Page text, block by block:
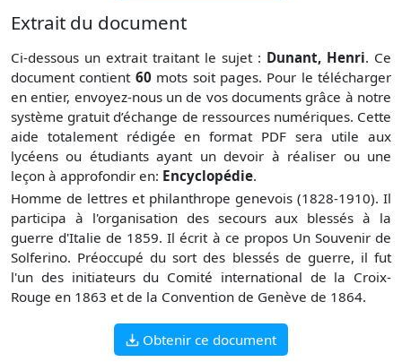
Extrait du document
Ci-dessous un extrait traitant le sujet : Dunant, Henri. Ce
document contient 60 mots soit pages. Pour le télécharger
en entier, envoyez-nous un de vos documents grâce à notre
système gratuitd’échange de ressources numériques. Cette
aide totalement rédigée en format PDF sera utile aux
lycéens ou étudiants ayant un devoir à réaliser ou une
leçon à approfondir en: Encyclopédie.
Homme de lettres et philanthrope genevois (1828-1910). Il
participa à l'organisation des secours aux blessés à la
guerre d'Italie de 1859. Il écrit à ce propos Un Souvenir de
Solferino. Préoccupé du sort des blessés de guerre, il fut
l'un des initiateurs du Comité international de la Croix-
Rouge en 1863 et de la Convention de Genève de 1864.
Obtenir ce document